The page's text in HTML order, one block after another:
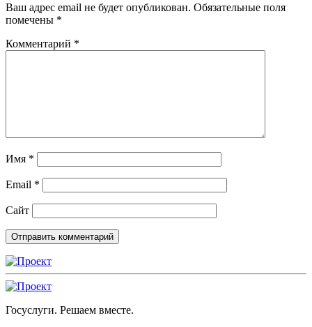
Ваш адрес email не будет опубликован. Обязательные поля
помечены *
Комментарий *
Имя *
Email *
Сайт
Госуслуги. Решаем вместе.